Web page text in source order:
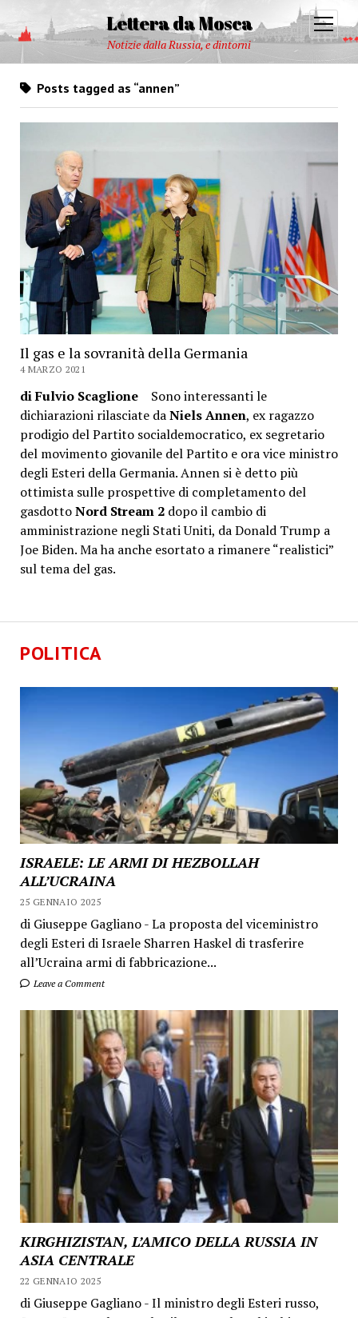
Lettera da Mosca
Notizie dalla Russia, e dintorni
open
menu
POLITICA
ISRAELE: LE ARMI DI HEZBOLLAH
ALL’UCRAINA
25 GENNAIO 2025
di Giuseppe Gagliano - La proposta del viceministro
degli Esteri di Israele Sharren Haskel di trasferire
all’Ucraina armi di fabbricazione...
Leave a Comment
KIRGHIZISTAN, L’AMICO DELLA RUSSIA IN
ASIA CENTRALE
22 GENNAIO 2025
di Giuseppe Gagliano - Il ministro degli Esteri russo,
Posts tagged as “annen”
Il gas e la sovranità della Germania
4 MARZO 2021
di Fulvio ScaglioneSono interessanti le
dichiarazioni rilasciate daNiels Annen, ex ragazzo
prodigio del Partito socialdemocratico, ex segretario
del movimento giovanile del Partito e ora vice ministro
degli Esteri della Germania. Annen si è detto più
ottimista sulle prospettive di completamento del
gasdottoNord Stream 2dopo il cambio di
amministrazione negli Stati Uniti, da Donald Trump a
Joe Biden. Ma ha anche esortato a rimanere “realistici”
sul tema del gas.